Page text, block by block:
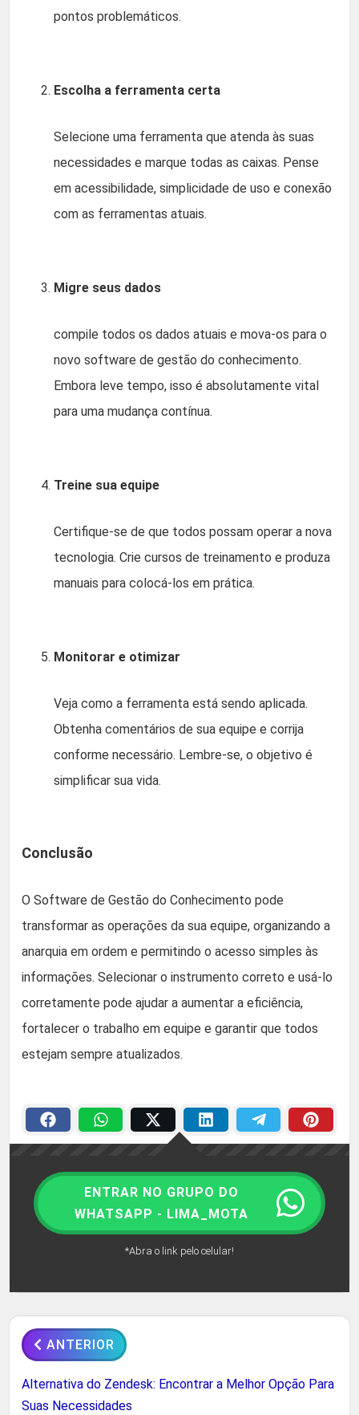
pontos problemáticos.
Escolha a ferramenta certa
Selecione uma ferramenta que atenda às suas
necessidades e marque todas as caixas. Pense
em acessibilidade, simplicidade de uso e conexão
com as ferramentas atuais.
Migre seus dados
compile todos os dados atuais e mova-os para o
novo software de gestão do conhecimento.
Embora leve tempo, isso é absolutamente vital
para uma mudança contínua.
Treine sua equipe
Certifique-se de que todos possam operar a nova
tecnologia. Crie cursos de treinamento e produza
manuais para colocá-los em prática.
Monitorar e otimizar
Veja como a ferramenta está sendo aplicada.
Obtenha comentários de sua equipe e corrija
conforme necessário. Lembre-se, o objetivo é
simplificar sua vida.
Conclusão
O Software de Gestão do Conhecimento pode
transformar as operações da sua equipe, organizando a
anarquia em ordem e permitindo o acesso simples às
informações. Selecionar o instrumento correto e usá-lo
corretamente pode ajudar a aumentar a eficiência,
fortalecer o trabalho em equipe e garantir que todos
estejam sempre atualizados.
ENTRAR NO GRUPO DO
WHATSAPP - LIMA_MOTA
*Abra o link pelo celular!
ANTERIOR
Alternativa do Zendesk: Encontrar a Melhor Opção Para
Suas Necessidades